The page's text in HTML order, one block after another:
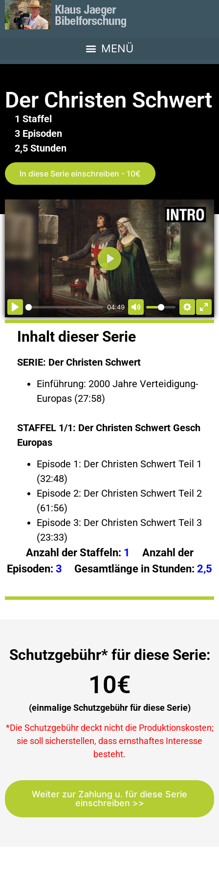
Der Christen Schwert
1 Staffel
3 Episoden
2,5 Stunden
In diese Serie einschreiben - 10€
04:49
Abspielen
Inhalt dieser Serie
SERIE: Der Christen Schwert
Einführung: 2000 Jahre Verteidigung-
Europas (27:58)
STAFFEL 1/1: Der Christen Schwert Gesch
Europas
Episode 1: Der Christen Schwert Teil 1
(32:48)
Episode 2: Der Christen Schwert Teil 2
(61:56)
Episode 3: Der Christen Schwert Teil 3
(23:33)
Anzahl der Staffeln: 1 Anzahl der
Episoden: 3 Gesamtlänge in Stunden: 2,5
Schutzgebühr* für diese Serie:
10€
(einmalige Schutzgebühr für diese Serie)
*Die Schutzgebühr deckt nicht die Produktionskosten;
sie soll sicherstellen, dass ernsthaftes Interesse
besteht.
Weiter zur Zahlung u. für diese Serie
einschreiben >>